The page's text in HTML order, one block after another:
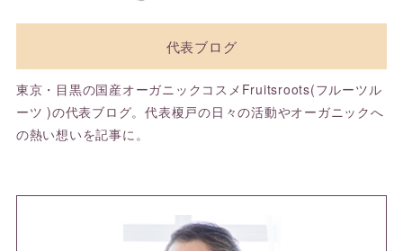
代表ブログ
東京・目黒の国産オーガニックコスメFruitsroots(フルーツル
ーツ )の代表ブログ。代表榎戸の日々の活動やオーガニックへ
の熱い想いを記事に。